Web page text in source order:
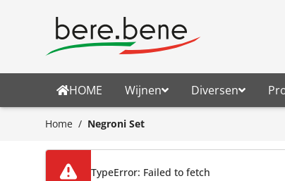
HOME Wijnen Diversen
Home / Negroni Set
TypeError: Failed to fetch